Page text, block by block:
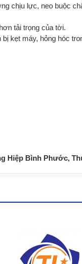
chịu lực, neo buộc
tải trọng của tời.
kẹt máy, hỏng hóc
Hiệp Bình Phước,